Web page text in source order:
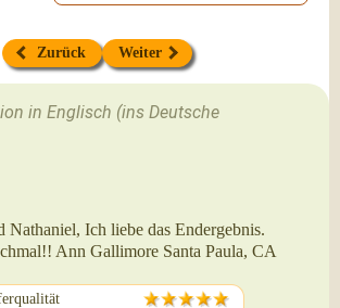
Zurück Weiter
in Englisch (ins Deutsche
Nathaniel, Ich liebe das Endergebnis.
Ann Gallimore Santa Paula, CA